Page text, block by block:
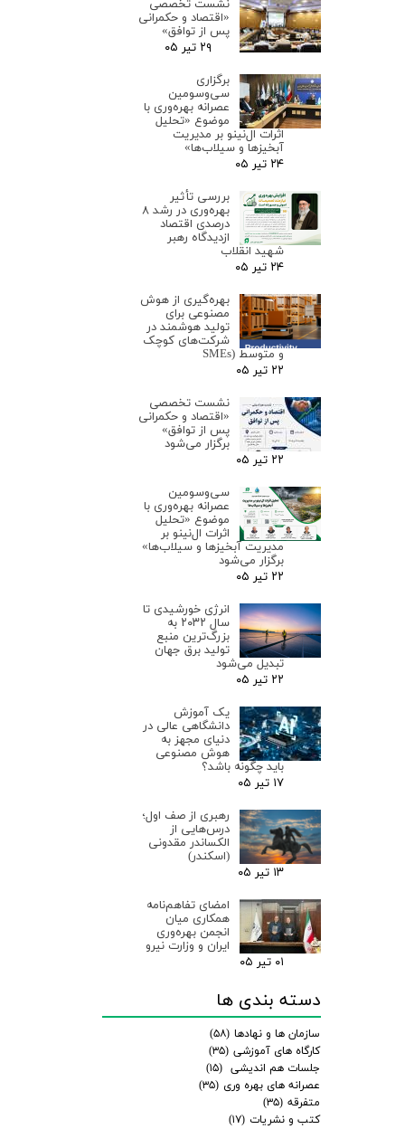
نشست تخصصی
«اقتصاد و حکمرانی
پس از توافق»
۲۹ تیر ۰۵
برگزاری
سی‌وسومین
عصرانه بهره‌وری با
موضوع «تحلیل
اثرات ال‌نینو بر مدیریت
آبخیزها و سیلاب‌ها»
۲۴ تیر ۰۵
بررسی تأثیر
بهره‌وری در رشد ۸
درصدی اقتصاد
ازدیدگاه رهبر
شهید انقلاب
۲۴ تیر ۰۵
بهره‌گیری از هوش
مصنوعی برای
تولید هوشمند در
شرکت‌های کوچک
و متوسط (SMEs
۲۲ تیر ۰۵
نشست تخصصی
«اقتصاد و حکمرانی
پس از توافق»
برگزار می‌شود
۲۲ تیر ۰۵
سی‌وسومین
عصرانه بهره‌وری با
موضوع «تحلیل
اثرات ال‌نینو بر
مدیریت آبخیزها و سیلاب‌ها»
برگزار می‌شود
۲۲ تیر ۰۵
انرژی خورشیدی تا
سال ۲۰۳۲ به
بزرگ‌ترین منبع
تولید برق جهان
تبدیل می‌شود
۲۲ تیر ۰۵
یک آموزش
دانشگاهی عالی در
دنیای مجهز به
هوش مصنوعی
باید چگونه باشد؟
۱۷ تیر ۰۵
رهبری از صف اول؛
درس‌هایی از
الکساندر مقدونی
(اسکندر)
۱۳ تیر ۰۵
امضای تفاهم‌نامه
همکاری میان
انجمن بهره‌وری
ایران و وزارت نیرو
۰۱ تیر ۰۵
دسته بندی ها
سازمان ها و نهادها (۵۸)
کارگاه های آموزشی (۳۵)
جلسات هم اندیشی (۱۵)
عصرانه های بهره وری (۳۵)
متفرقه (۳۵)
کتب و نشریات (۱۷)